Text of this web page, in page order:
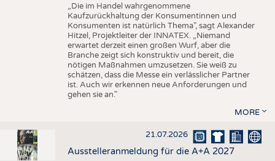
„Die im Handel wahrgenommene
Kaufzurückhaltung der Konsumentinnen und
Konsumenten ist natürlich Thema", sagt Alexander
Hitzel, Projektleiter der INNATEX. „Niemand
erwartet derzeit einen großen Wurf, aber die
Branche zeigt sich konstruktiv und bereit, die
nötigen Maßnahmen umzusetzen. Sie weiß zu
schätzen, dass die Messe ein verlässlicher Partner
ist. Auch wir erkennen neue Anforderungen und
gehen sie an."
MORE
21.07.2026
Ausstelleranmeldung für die A+A 2027